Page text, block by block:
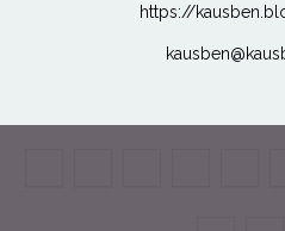
https://